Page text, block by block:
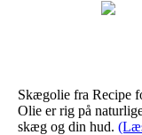
Skægolie fra Recipe
Olie er rig på
skæg og din hud.